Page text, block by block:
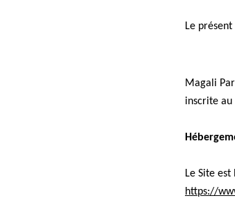
Le présent
Magali
inscrite au
Le Site
https://